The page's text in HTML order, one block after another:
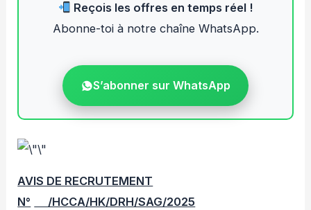
Reçois les offres en temps réel !
Abonne-toi à notre chaîne WhatsApp.
S’abonner sur WhatsApp
AVIS DE RECRUTEMENT
N°
/HCCA/HK/DRH/SAG/2025